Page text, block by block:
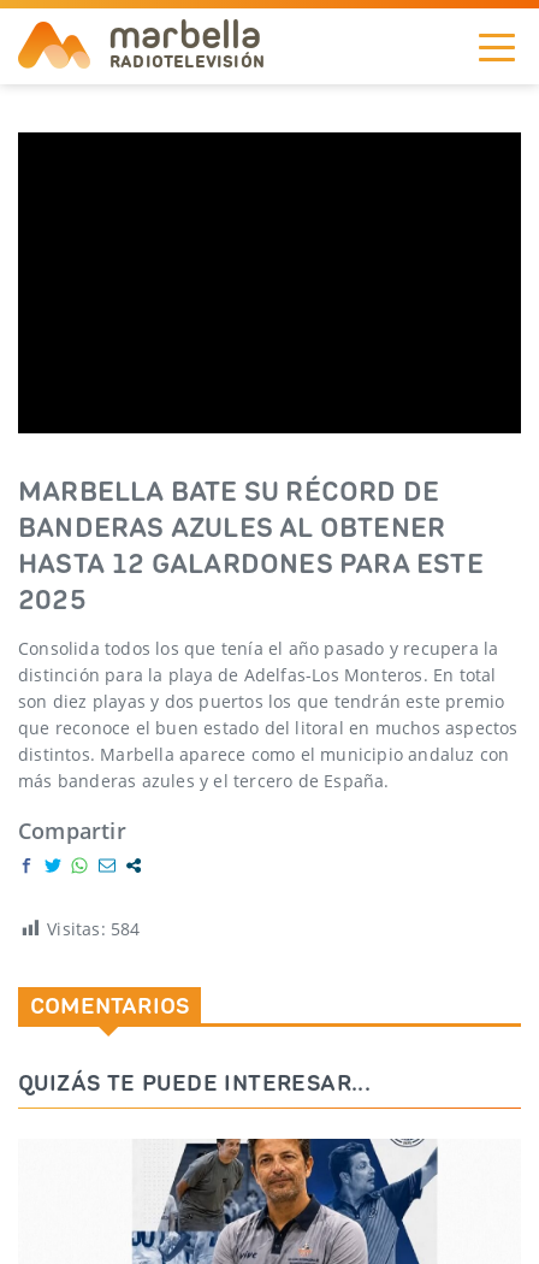
marbella
RADIOTELEVISIÓN
EN
DIRECTO
MARBELLA BATE SU RÉCORD DE
BANDERAS AZULES AL OBTENER
HASTA 12 GALARDONES PARA ESTE
2025
Consolida todos los que tenía el año pasado y recupera la
distinción para la playa de Adelfas-Los Monteros. En total
son diez playas y dos puertos los que tendrán este premio
que reconoce el buen estado del litoral en muchos aspectos
distintos. Marbella aparece como el municipio andaluz con
más banderas azules y el tercero de España.
Compartir
Visitas: 584
COMENTARIOS
QUIZÁS TE PUEDE INTERESAR...